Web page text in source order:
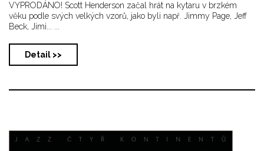
VYPRODÁNO! Scott Henderson začal hrát na kytaru v brzkém
věku podle svých velkých vzorů, jako byli např. Jimmy Page, Jeff
Beck, Jimi... ...
Detail >>